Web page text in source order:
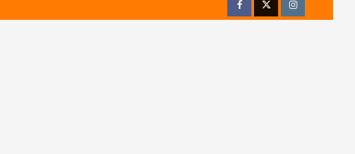
FacebookTwitterInstagram